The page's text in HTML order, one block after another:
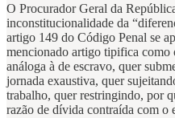
O Procurador Geral da
inconstitucionalidade da
artigo 149 do Código Penal se
mencionado artigo tipifica como
análoga à de escravo, quer
jornada exaustiva, quer
trabalho, quer restringindo, por
razão de dívida contraída com o